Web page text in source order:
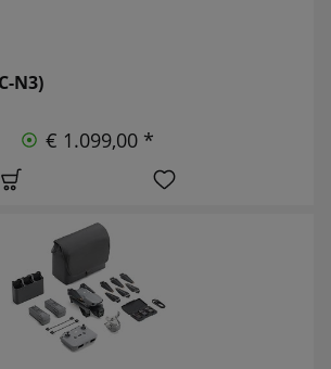
N3)
€ 1.099,00 *